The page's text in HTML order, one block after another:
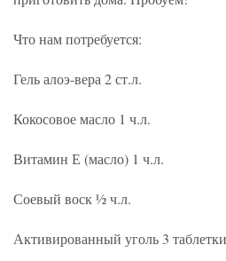
Что нам потребуется:
Гель алоэ-вера 2 ст.л.
Кокосовое масло 1 ч.л.
Витамин Е (масло) 1 ч.л.
Соевый воск ½ ч.л.
Активированный уголь 3 таблетки